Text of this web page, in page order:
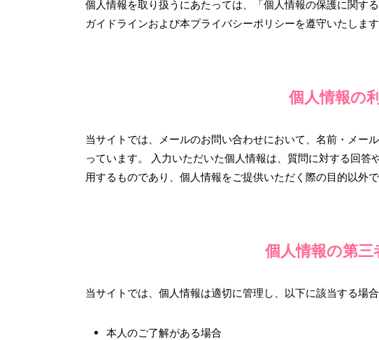
個人情報を取り扱うにあたっては、「個人情報の保護に関す
ガイドラインおよび本プライバシーポリシーを遵守いたします
個人情報の
当サイトでは、メールのお問い合わせにおいて、名前・メー
っています。 入力いただいた個人情報は、質問に対する回
用するものであり、個人情報をご提供いただく際の目的以外
個人情報の第三
当サイトでは、個人情報は適切に管理し、以下に該当する場
本人のご了解がある場合